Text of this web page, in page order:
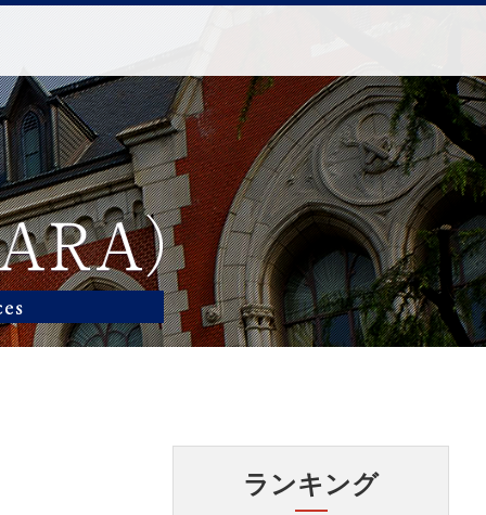
ランキング